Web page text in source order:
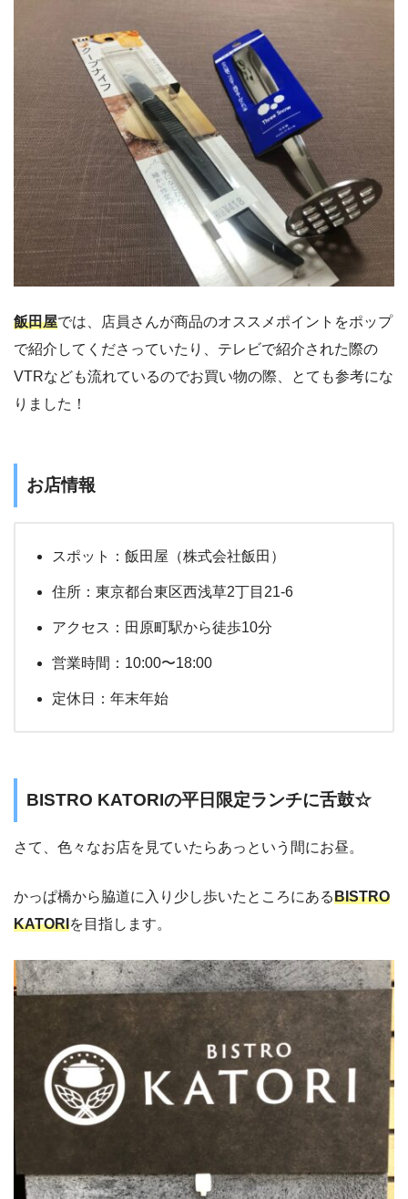
飯田屋では、店員さんが商品のオススメポイントをポップ
で紹介してくださっていたり、テレビで紹介された際の
VTRなども流れているのでお買い物の際、とても参考にな
りました！
お店情報
スポット：飯田屋（株式会社飯田）
住所：東京都台東区西浅草2丁目21-6
アクセス：田原町駅から徒歩10分
営業時間：10:00〜18:00
定休日：年末年始
BISTRO KATORIの平日限定ランチに舌鼓☆
さて、色々なお店を見ていたらあっという間にお昼。
かっぱ橋から脇道に入り少し歩いたところにあるBISTRO
KATORIを目指します。